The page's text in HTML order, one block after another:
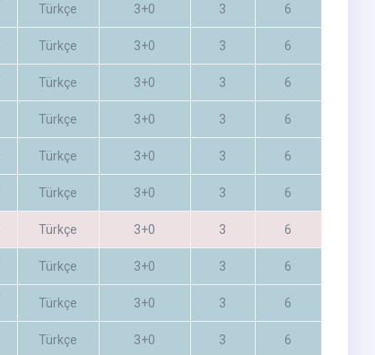
Türkçe 3+0 3 6
Türkçe 3+0 3 6
Türkçe 3+0 3 6
Türkçe 3+0 3 6
Türkçe 3+0 3 6
Türkçe 3+0 3 6
Türkçe 3+0 3 6
Türkçe 3+0 3 6
Türkçe 3+0 3 6
Türkçe 3+0 3 6